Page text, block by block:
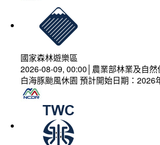
國家森林遊樂區
2026-08-09, 00:00│農業部林業及自然
白海豚颱風休園 預計開始日期：